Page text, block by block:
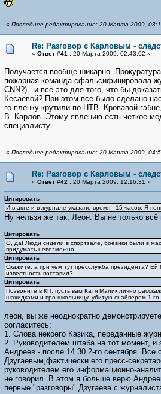
« Последнее редактирование: 20 Марта 2009,
Re: Разговор с Карловым -
« Ответ #41 :20 Марта 2009, 02:43:02 »
Получается вообще шикарно.
пожарная команда сфальсифицировала
CNN?) - и всё это для того, что бы
Кесаевой? При этом все было сделано
го пленку крутили по НТВ. Кровавой
В. Карлов. Этому явлению есть четкое
специалисту.
« Последнее редактирование: 20 Марта 2009,
Re: Разговор с Карловым -
« Ответ #42 :20 Марта 2009, 12:16:31 »
Цитировать
И в акте и в журнале указано время - 15 часов. Я
Ну нельзя же так, Леон. Вы не только
Цитировать
О, да! Люди сидели в спортзале, боевики были в
придумать невозможно.
Цитировать
Скажите, а при чем тут пресслужба президента? Ей
известность поставил?
Цитировать
Позвоните в КП, пусть вам Катя Малик лично
шахидками и про школьницу, убитую снайпером 1-го
леон, вы же неоднократно
согласитесь:
1. Слова некоего Казика, переданные
2. Руководителем штаба на тот момент, и
Андреев - после 14.30 2-го сентября.
Дзугаевым,фактически его пресс-
руководителем его информационно-
не говорил. В этом я больше верю
первые "разговоры" Дзугаева с